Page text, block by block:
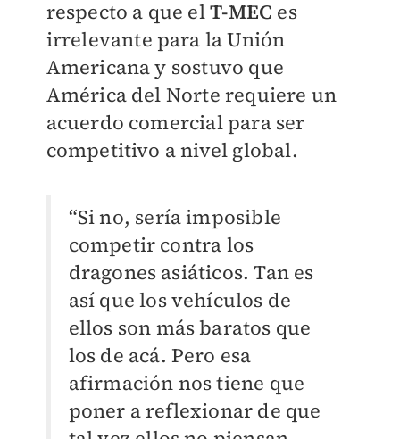
respecto a que elT-MEC es
irrelevante para la Unión
Americana y sostuvo que
América del Norte requiere un
acuerdo comercial para ser
competitivo a nivel global.
“Si no, sería imposible
competir contra los
dragones asiáticos. Tan es
así que los vehículos de
ellos son más baratos que
los de acá. Pero esa
afirmación nos tiene que
poner a reflexionar de que